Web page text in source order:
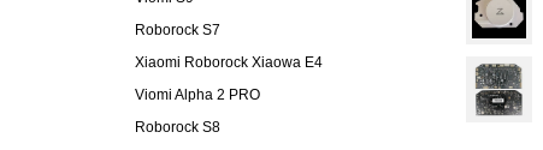
Roborock S7
Xiaomi Roborock Xiaowa E4
Viomi Alpha 2 PRO
Roborock S8